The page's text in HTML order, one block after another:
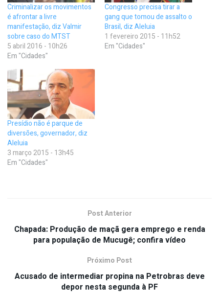
Criminalizar os movimentos
é afrontar a livre
manifestação, diz Valmir
sobre caso do MTST
5 abril 2016 - 10h26
Em "Cidades"
Congresso precisa tirar a
gang que tomou de assalto o
Brasil, diz Aleluia
1 fevereiro 2015 - 11h52
Em "Cidades"
Presídio não é parque de
diversões, governador, diz
Aleluia
3 março 2015 - 13h45
Em "Cidades"
Post Anterior
Chapada: Produção de maçã gera emprego e renda
para população de Mucugê; confira vídeo
Próximo Post
Acusado de intermediar propina na Petrobras deve
depor nesta segunda à PF